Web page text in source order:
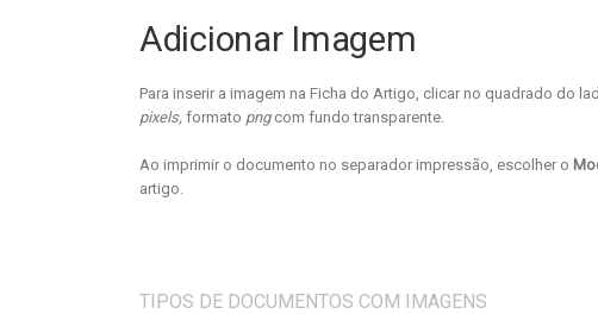
Adicionar Imagem
Para inserir a imagem na Ficha do Artigo, clicar no quadrado do
pixels, formato png com fundo transparente.
Ao imprimir o documento no separador impressão, escolher o
artigo.
TIPOS DE DOCUMENTOS COM IMAGENS